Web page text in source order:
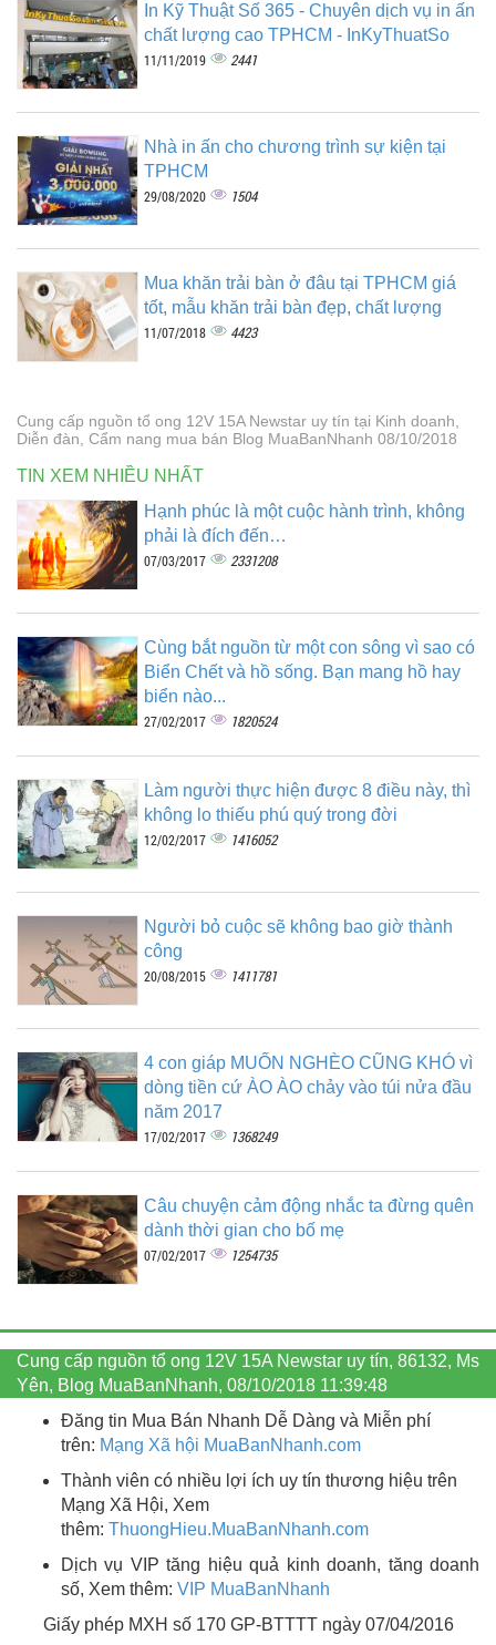
In Kỹ Thuật Số 365 - Chuyên dịch vụ in ấn
chất lượng cao TPHCM - InKyThuatSo
11/11/2019 2441
Nhà in ấn cho chương trình sự kiện tại
TPHCM
29/08/2020 1504
Mua khăn trải bàn ở đâu tại TPHCM giá
tốt, mẫu khăn trải bàn đẹp, chất lượng
11/07/2018 4423
Cung cấp nguồn tổ ong 12V 15A Newstar uy tín tại Kinh doanh,
Diễn đàn, Cẩm nang mua bán Blog MuaBanNhanh 08/10/2018
TIN XEM NHIỀU NHẤT
Hạnh phúc là một cuộc hành trình, không
phải là đích đến…
07/03/2017 2331208
Cùng bắt nguồn từ một con sông vì sao có
Biển Chết và hồ sống. Bạn mang hồ hay
biển nào...
27/02/2017 1820524
Làm người thực hiện được 8 điều này, thì
không lo thiếu phú quý trong đời
12/02/2017 1416052
Người bỏ cuộc sẽ không bao giờ thành
công
20/08/2015 1411781
4 con giáp MUỐN NGHÈO CŨNG KHÓ vì
dòng tiền cứ ÀO ÀO chảy vào túi nửa đầu
năm 2017
17/02/2017 1368249
Câu chuyện cảm động nhắc ta đừng quên
dành thời gian cho bố mẹ
07/02/2017 1254735
Cung cấp nguồn tổ ong 12V 15A Newstar uy tín, 86132, Ms
Yên, Blog MuaBanNhanh, 08/10/2018 11:39:48
Đăng tin Mua Bán Nhanh Dễ Dàng và Miễn phí
trên: Mạng Xã hội MuaBanNhanh.com
Thành viên có nhiều lợi ích uy tín thương hiệu trên
Mạng Xã Hội, Xem
thêm: ThuongHieu.MuaBanNhanh.com
Dịch vụ VIP tăng hiệu quả kinh doanh, tăng doanh
số, Xem thêm: VIP MuaBanNhanh
Giấy phép MXH số 170 GP-BTTTT ngày 07/04/2016